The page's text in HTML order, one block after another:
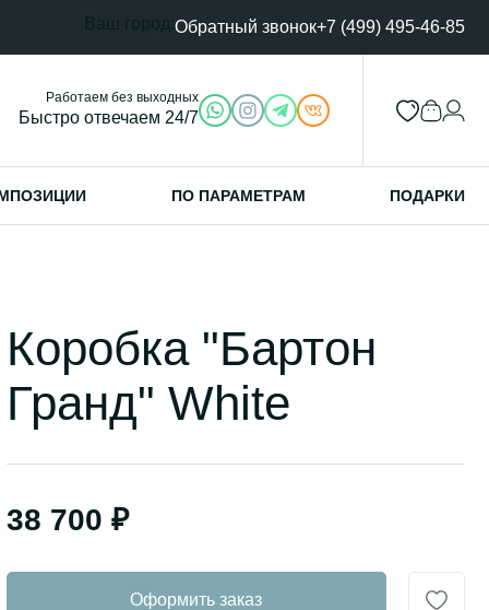
Ваш город:Обратный звонок+7 (499) 495-46-85
Работаем без выходных
Быстро отвечаем 24/7
ПО ПАРАМЕТРАМ ПОДАРКИ
Коробка "Бартон
Гранд" White
38 700 ₽
Оформить заказ